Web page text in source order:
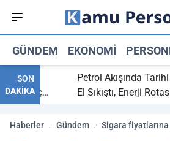
GÜNDEM EKONOMI
SON
DAKİKA
maç
Petrol Akışında Tarihi
El Sıkıştı, Enerji Rotası
Haberler Gündem
Sigara